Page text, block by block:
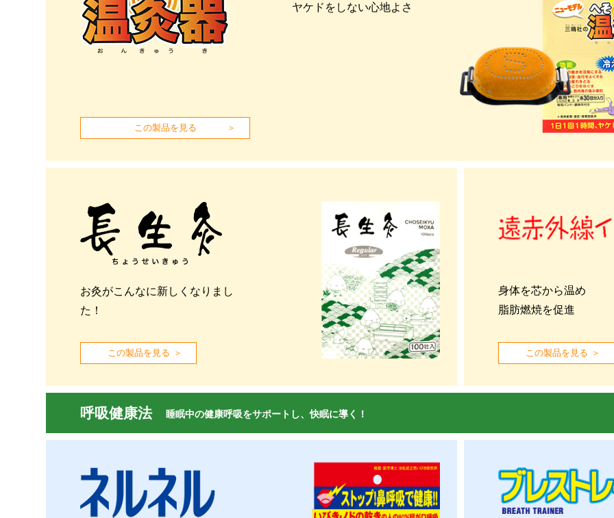
ヤケドをしない心地よさ
この製品を見る
お灸がこんなに新しくなりまし
た！
この製品を見る
身体を芯から温め
脂肪燃焼を促進
この製品を見る
呼吸健康法 睡眠中の健康呼吸をサポートし、快眠に導く！